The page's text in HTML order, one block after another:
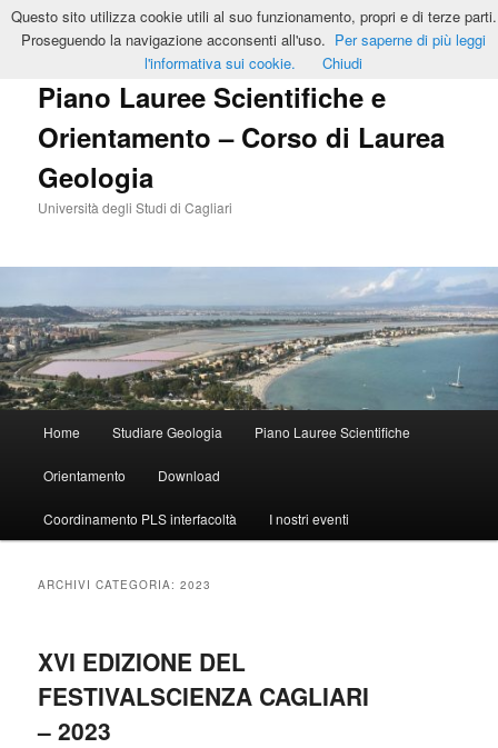
Vai
Vai
Piano Lauree Scientifiche e
Orientamento – Corso di Laurea
Geologia
Università degli Studi di Cagliari
Cerca
principale
Home Studiare Geologia Piano Lauree Scientifiche
Orientamento Download
Coordinamento PLS interfacoltà I nostri eventi
ARCHIVI CATEGORIA:2023
XVI EDIZIONE DEL
FESTIVALSCIENZA CAGLIARI
– 2023
Questo sito utilizza cookie utili al suo funzionamento, propri e di terze parti.
Proseguendo la navigazione acconsenti all'uso. Per saperne di più leggi
l'informativa sui cookie.
Chiudi